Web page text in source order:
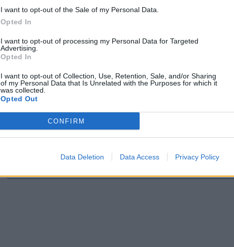
I want to opt-out of the Sale of my Personal Data.
Opted In
I want to opt-out of processing my Personal Data for Targeted
Advertising.
Opted In
I want to opt-out of Collection, Use, Retention, Sale, and/or Sharing
of my Personal Data that Is Unrelated with the Purposes for which it
was collected.
Opted Out
CONFIRM
Data Deletion Data Access Privacy Policy
Traslado temporal parada 736-971 Pintor Felo Monzón
Guaguas Municipales te comunica que a partir de las 08:00 horas
971 Pintor Felo Monzón (Hipercor) de las líneas
parada 704 Pintor Felo Monzón (Hoya de la Gallina).
Las personas usuarias de la Línea 48, debido a que pasa en
nuestro personal el destino al que se dirige la unidad.